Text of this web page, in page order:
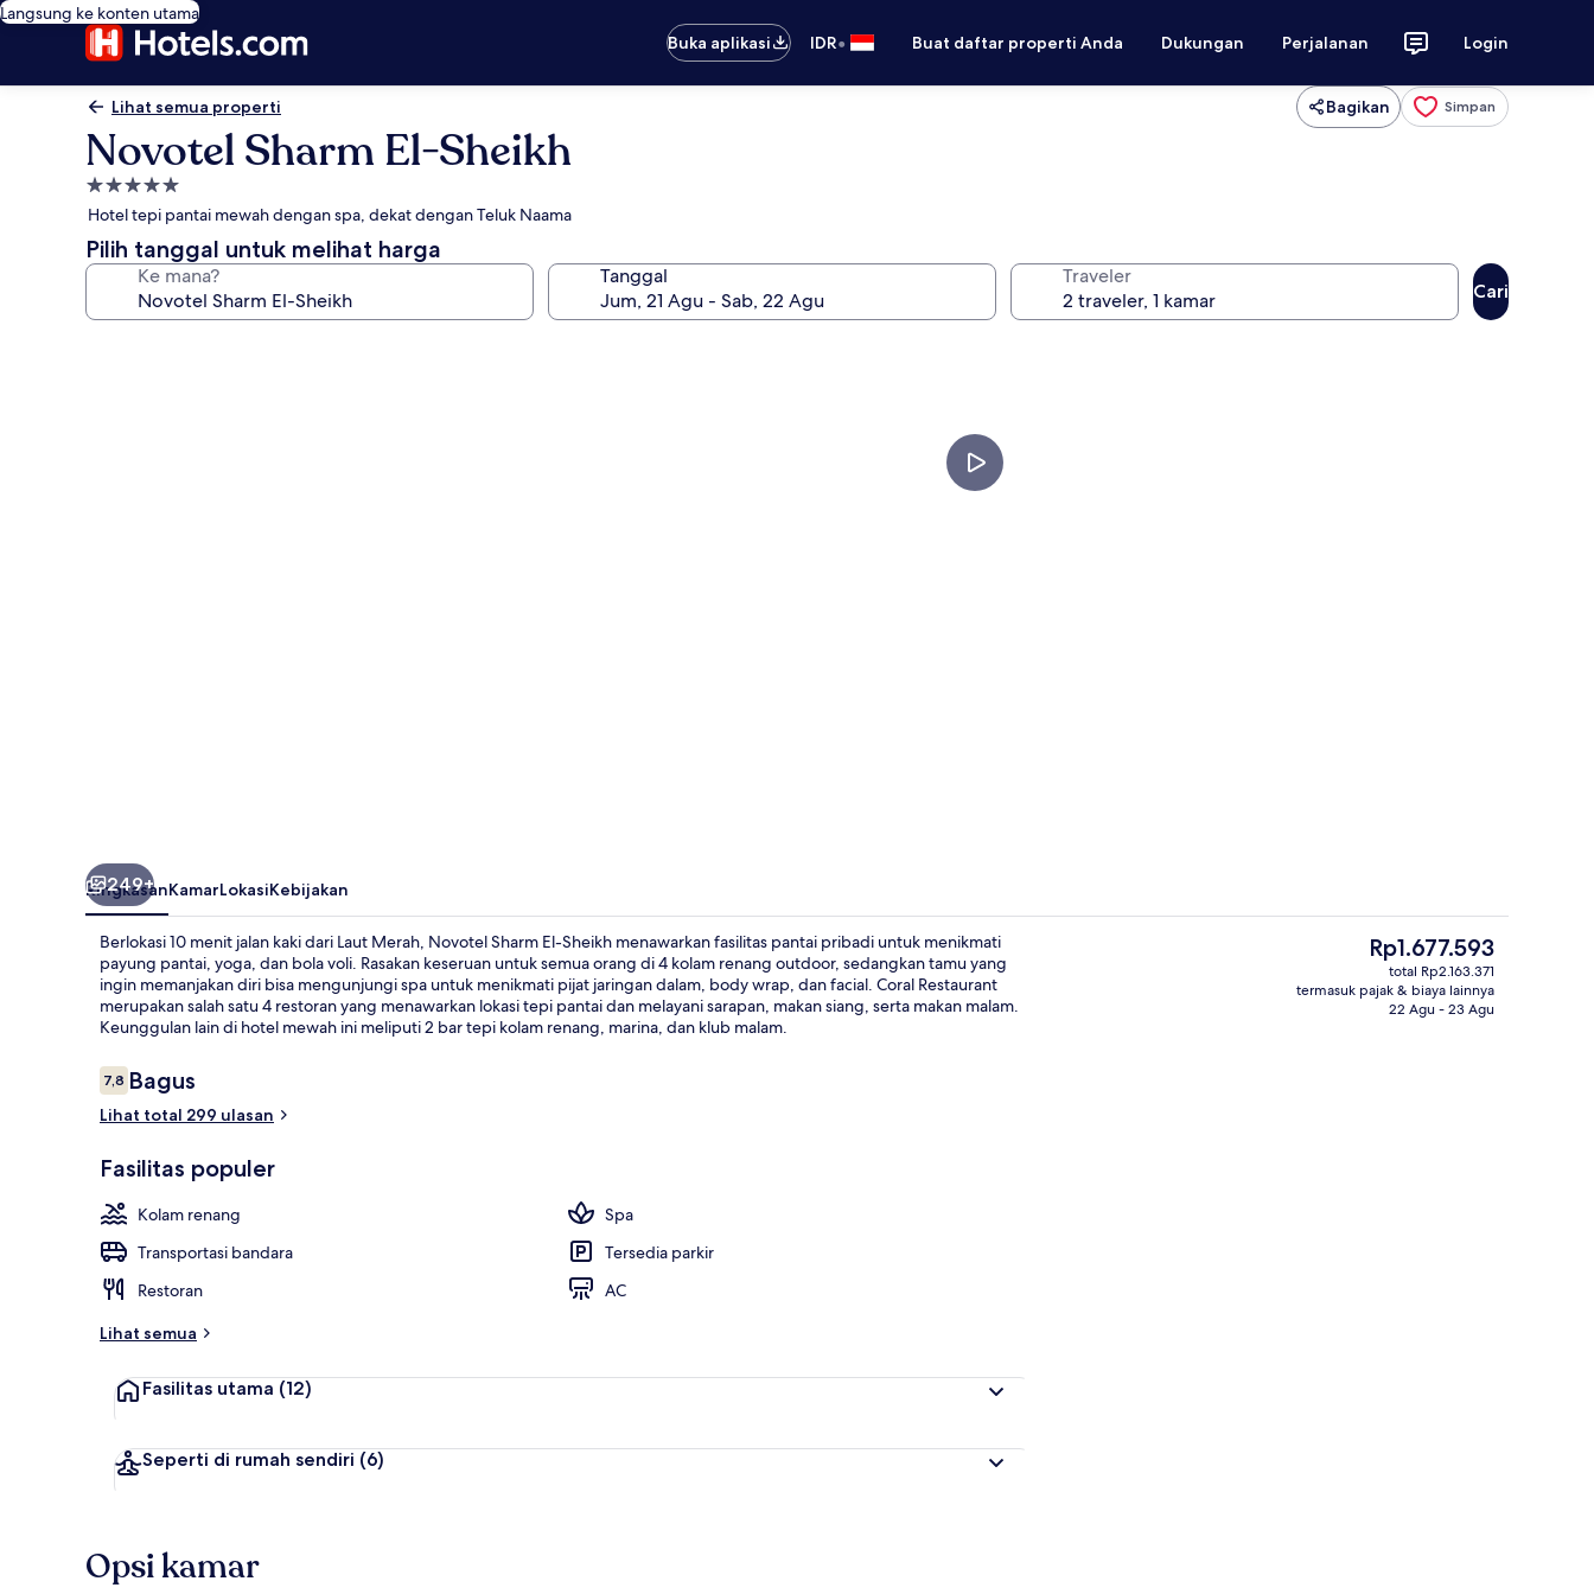
Langsung ke konten utama
Buka aplikasi
IDR• Buat daftar properti Anda Dukungan Perjalanan Login
Lihat semua properti Bagikan Simpan
Novotel Sharm El-Sheikh
Properti
bintang
5.0
Hotel tepi pantai mewah dengan spa, dekat dengan Teluk Naama
Pilih tanggal untuk melihat harga
Ke mana? Tanggal Traveler
Cari
Pantai pribadi, kursi berjemur, payung pantai, dan handuk pantai4 kolam renang outdoor, dengan
249+
RingkasanKamarLokasiKebijakan
Berlokasi 10 menit jalan kaki dari Laut Merah, Novotel Sharm El-Sheikh menawarkan fasilitas pantai pribadi untuk menikmati
payung pantai, yoga, dan bola voli. Rasakan keseruan untuk semua orang di 4 kolam renang outdoor, sedangkan tamu yang
ingin memanjakan diri bisa mengunjungi spa untuk menikmati pijat jaringan dalam, body wrap, dan facial. Coral Restaurant
merupakan salah satu 4 restoran yang menawarkan lokasi tepi pantai dan melayani sarapan, makan siang, serta makan malam.
Keunggulan lain di hotel mewah ini meliputi 2 bar tepi kolam renang, marina, dan klub malam.
Ulasan
7,87,8 dari 10
Bagus
Lihat total 299 ulasan
Fasilitas populer
Kolam renang
Spa
Transportasi bandara
Tersedia parkir
Restoran
AC
Lihat semua
Fasilitas utama (12)
Seperti di rumah sendiri (6)
Harga
saat
ini
Rp1.677.593
Rp1.677.593
total Rp2.163.371
termasuk pajak & biaya lainnya
22 Agu - 23 Agu
Opsi kamar